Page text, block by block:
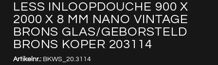
LESS INLOOPDOUCHE 900 X
2000 X 8 MM NANO VINTAGE
BRONS GLAS/GEBORSTELD
BRONS KOPER 203114
Artikelnr.: BKWS_20.3114